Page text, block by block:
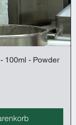
100ml - Powder